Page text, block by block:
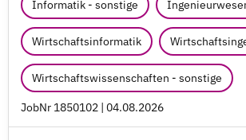
Informatik - sonstige
Wirtschaftsinformatik
Wirtschaftswissenschaften - sonstige
JobNr 1850102 | 04.08.2026